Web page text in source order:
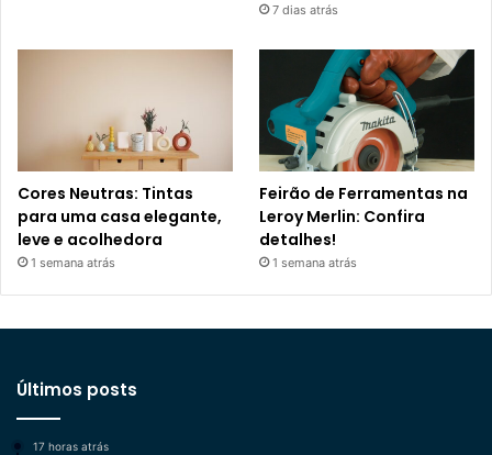
7 dias atrás
Cores Neutras: Tintas
para uma casa elegante,
leve e acolhedora
1 semana atrás
Feirão de Ferramentas na
Leroy Merlin: Confira
detalhes!
1 semana atrás
Últimos posts
17 horas atrás